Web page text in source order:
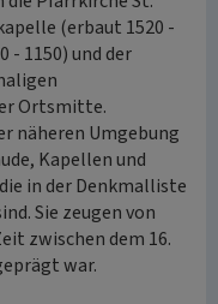
(erbaut 1520 -
- 1150) und der
Ortsmitte.
näheren Umgebung
Kapellen und
in der Denkmalliste
Sie zeugen von
zwischen dem 16.
war.